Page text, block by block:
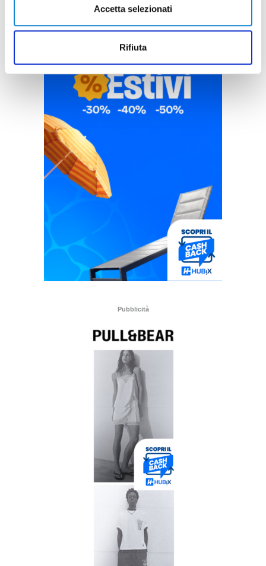
Accetta selezionati
Rifiuta
Pubblicità